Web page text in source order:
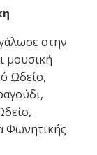
στην
μουσική
Ωδείο,
Φωνητικής